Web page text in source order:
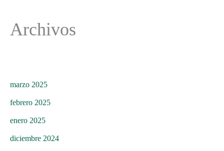
Archivos
marzo 2025
febrero 2025
enero 2025
diciembre 2024